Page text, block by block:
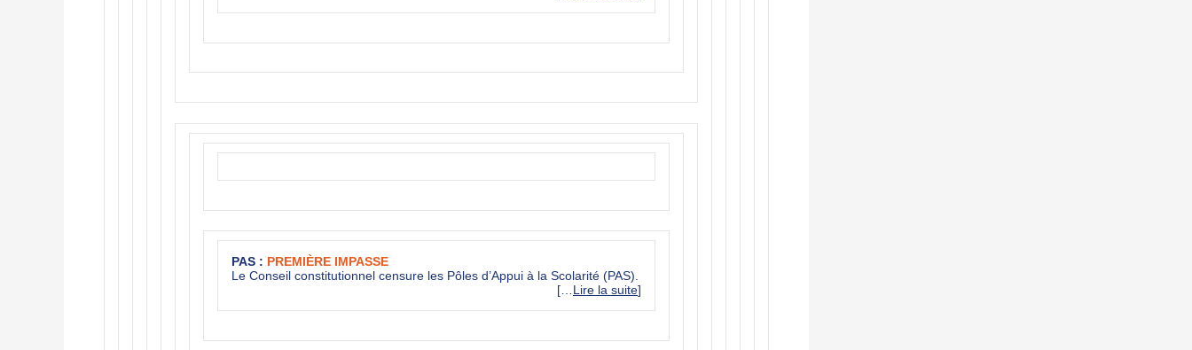
PAS : PREMIÈRE IMPASSE
Le Conseil constitutionnel censure les Pôles d’Appui à la Scolarité (PAS).
[… Lire la suite]